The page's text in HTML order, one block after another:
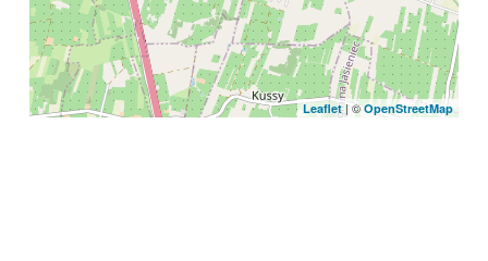
Leaflet| ©OpenStreetMap